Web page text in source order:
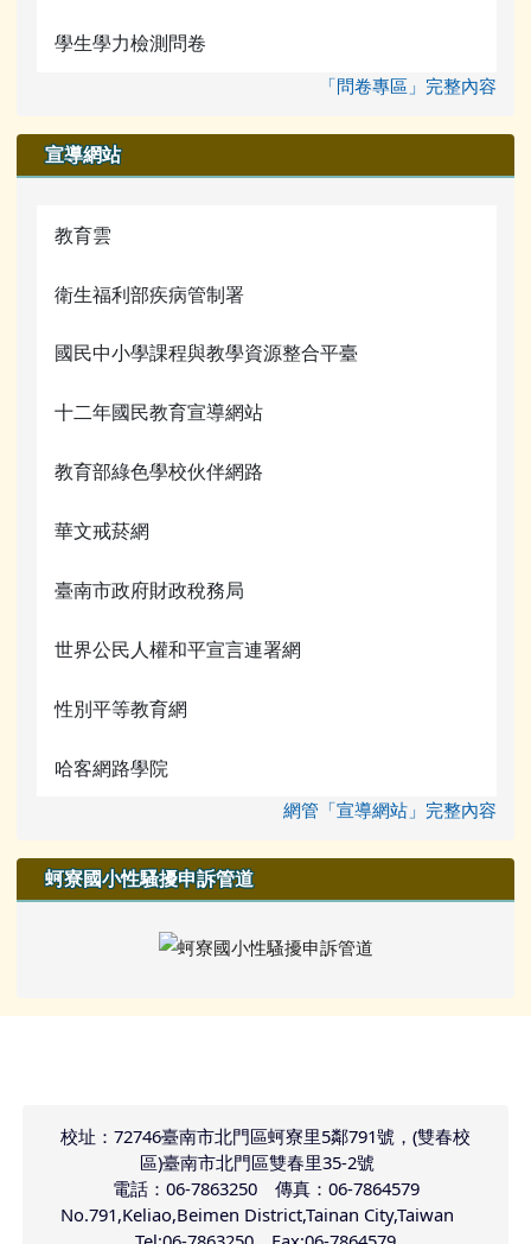
學生學力檢測問卷
「問卷專區」完整內容
宣導網站
教育雲
衛生福利部疾病管制署
國民中小學課程與教學資源整合平臺
十二年國民教育宣導網站
教育部綠色學校伙伴網路
華文戒菸網
臺南市政府財政稅務局
世界公民人權和平宣言連署網
性別平等教育網
哈客網路學院
網管「宣導網站」完整內容
蚵寮國小性騷擾申訴管道
校址：72746臺南市北門區蚵寮里5鄰791號，(雙春校
區)臺南市北門區雙春里35-2號
電話：06-7863250 傳真：06-7864579
No.791,Keliao,Beimen District,Tainan City,Taiwan